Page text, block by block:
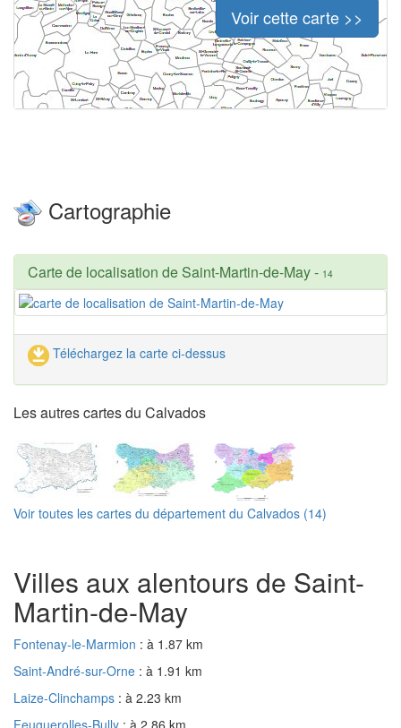
Voir cette carte >>
Cartographie
Carte de localisation de Saint-Martin-de-May- 14
Téléchargez la carte ci-dessus
Les autres cartes du Calvados
Voir toutes les cartes du département du Calvados (14)
Villes aux alentours de Saint-
Martin-de-May
Fontenay-le-Marmion : à 1.87 km
Saint-André-sur-Orne : à 1.91 km
Laize-Clinchamps : à 2.23 km
Feuguerolles-Bully : à 2.86 km